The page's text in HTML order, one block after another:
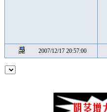
2007/12/17 20:57:00